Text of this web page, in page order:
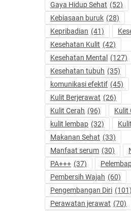
Gaya Hidup Sehat (52)
Kebiasaan buruk (28)
Kepribadian (41)
Kesehatan Kulit (42)
Kesehatan Mental
(127)
Kesehatan tubuh (35)
komunikasi efektif (45)
Kulit Berjerawat (26)
Kulit Cerah (96) Kulit
kulit lembap (32)
Makanan Sehat (33)
Manfaat serum (30)
PA+++ (37)
Pembersih Wajah (60)
Pengembangan Diri (101)
Perawatan jerawat (70)